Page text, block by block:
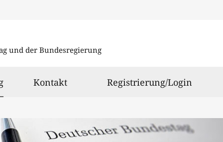
und der Bundesregierung
ausgewählt
Kontakt Registrierung/Login